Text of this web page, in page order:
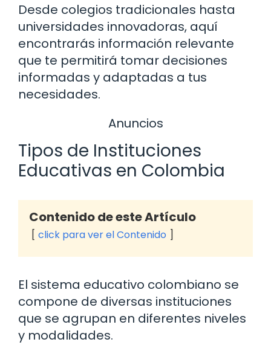
Desde colegios tradicionales hasta
universidades innovadoras, aquí
encontrarás información relevante
que te permitirá tomar decisiones
informadas y adaptadas a tus
necesidades.
Anuncios
Tipos de Instituciones
Educativas en Colombia
Contenido de este Artículo
click para ver el Contenido
El sistema educativo colombiano se
compone de diversas instituciones
que se agrupan en diferentes niveles
y modalidades.